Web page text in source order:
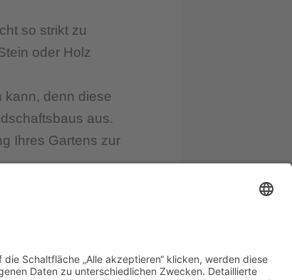
so strikt zu
oder Holz
kann, denn diese
aus.
Ihres Gartens zur
Landschaftsbau 2026